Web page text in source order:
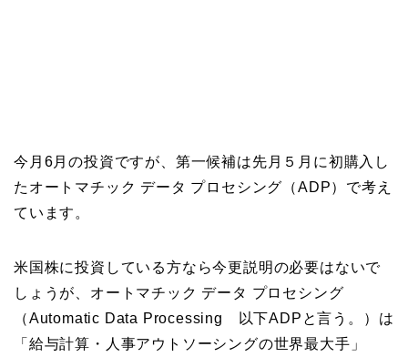
今月6月の投資ですが、第一候補は先月５月に初購入し
たオートマチック データ プロセシング（ADP）で考え
ています。
米国株に投資している方なら今更説明の必要はないで
しょうが、オートマチック データ プロセシング
（Automatic Data Processing 以下ADPと言う。）は
「給与計算・人事アウトソーシングの世界最大手」